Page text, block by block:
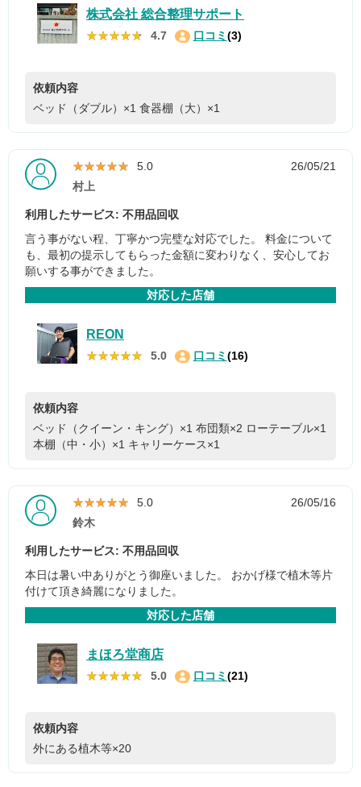
株式会社 総合整理サポート
★★★★★
★★★★★ 4.7 口コミ (3)
依頼内容
ベッド（ダブル）×1 食器棚（大）×1
★★★★★
★★★★★ 5.0
26/05/21
村上
利用したサービス: 不用品回収
言う事がない程、丁寧かつ完璧な対応でした。 料金について
も、最初の提示してもらった金額に変わりなく、安心してお
願いする事ができました。
対応した店舗
REON
★★★★★
★★★★★ 5.0 口コミ (16)
依頼内容
ベッド（クイーン・キング）×1 布団類×2 ローテーブル×1
本棚（中・小）×1 キャリーケース×1
★★★★★
★★★★★ 5.0
26/05/16
鈴木
利用したサービス: 不用品回収
本日は暑い中ありがとう御座いました。 おかげ様で植木等片
付けて頂き綺麗になりました。
対応した店舗
まほろ堂商店
★★★★★
★★★★★ 5.0 口コミ (21)
依頼内容
外にある植木等×20